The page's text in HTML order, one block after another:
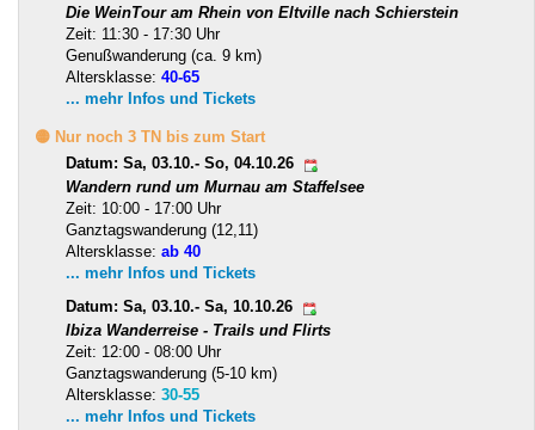
Die WeinTour am Rhein von Eltville nach Schierstein
Zeit: 11:30 - 17:30 Uhr
Genußwanderung (ca. 9 km)
Altersklasse: 40-65
... mehr Infos und Tickets
🟡 Nur noch 3 TN bis zum Start
Datum: Sa, 03.10.- So, 04.10.26
Wandern rund um Murnau am Staffelsee
Zeit: 10:00 - 17:00 Uhr
Ganztagswanderung (12,11)
Altersklasse: ab 40
... mehr Infos und Tickets
Datum: Sa, 03.10.- Sa, 10.10.26
Ibiza Wanderreise - Trails und Flirts
Zeit: 12:00 - 08:00 Uhr
Ganztagswanderung (5-10 km)
Altersklasse: 30-55
... mehr Infos und Tickets